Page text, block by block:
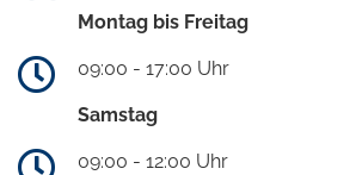
Montag bis Freitag
09:00 - 17:00 Uhr
Samstag
09:00 - 12:00 Uhr